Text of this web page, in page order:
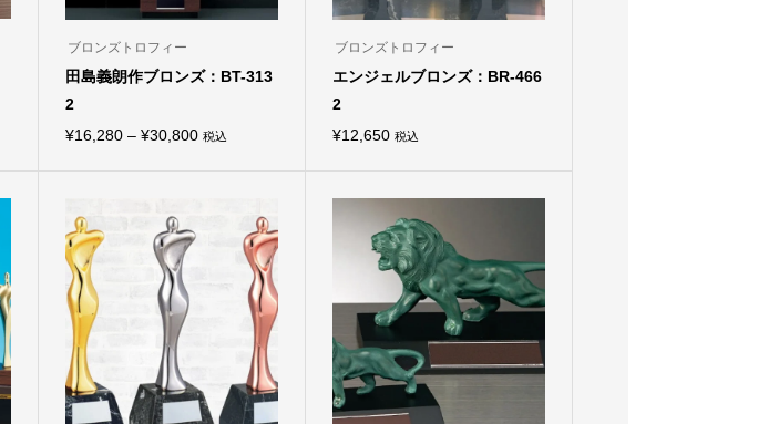
ブロンズトロフィー
田島義朗作ブロンズ：BT-313
2
¥16,280 – ¥30,800価
¥30,800
税込
の
に
は
複
数
の
バ
リ
エ
ー
シ
ョ
ン
ブロンズトロフィー
エンジェルブロンズ：BR-466
2
¥12,650 税込
の
品
エ
ー
シ
ョ
ン